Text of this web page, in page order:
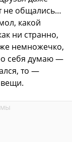
не общались…
какой
ни странно,
немножечко,
себя думаю —
то —